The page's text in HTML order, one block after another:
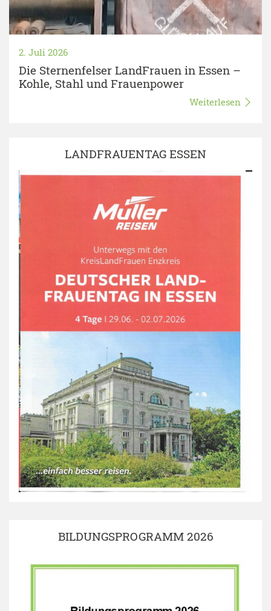
2. Juli 2026
Die Sternenfelser LandFrauen in Essen –
Kohle, Stahl und Frauenpower
Weiterlesen
LANDFRAUENTAG ESSEN
BILDUNGSPROGRAMM 2026